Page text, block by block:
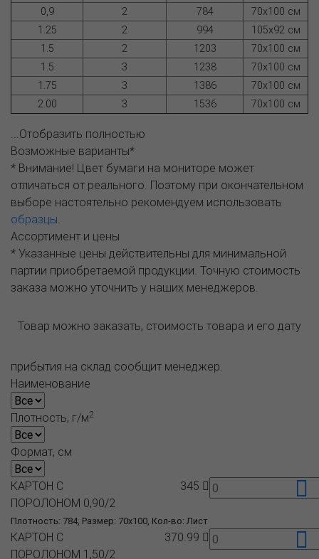
0,9 2 784
70х100 см
1.25
2 994
105х92 см
1.5
2 1203
70х100 см
1.5
3 1238
70х100 см
1.75
3 1386
70х100 см
2.00
3 1536 70х100 см
...Отобразить полностью
Возможные варианты*
* Внимание! Цвет бумаги на мониторе может
отличаться от реального. Поэтому при окончательном
выборе настоятельно рекомендуем использовать
образцы.
Ассортимент и цены
* Указанные цены действительны для минимальной
партии приобретаемой продукции. Точную стоимость
заказа можно уточнить у наших менеджеров.
Товар можно заказать, стоимость товара и его дату
прибытия на склад сообщит менеджер.
Наименование
Плотность, г/м2
Формат, см
Плотность: 784, Размер: 70x100, Кол-во: Лист
КАРТОН С
ПОРОЛОНОМ 0,90/2
345
КАРТОН С
ПОРОЛОНОМ 1,50/2
370.99